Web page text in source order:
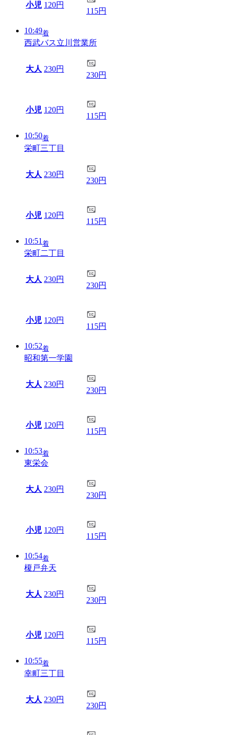
小児 120円
115円
10:49着
西武バス立川営業所
大人 230円
230円
小児 120円
115円
10:50着
栄町三丁目
大人 230円
230円
小児 120円
115円
10:51 着
栄町二丁目
大人 230円
230円
小児 120円
115円
10:52着
昭和第一学園
大人 230円
230円
小児 120円
115円
10:53着
東栄会
大人 230円
230円
小児 120円
115円
10:54着
榎戸弁天
大人 230円
230円
小児 120円
115円
10:55着
幸町三丁目
大人 230円
230円